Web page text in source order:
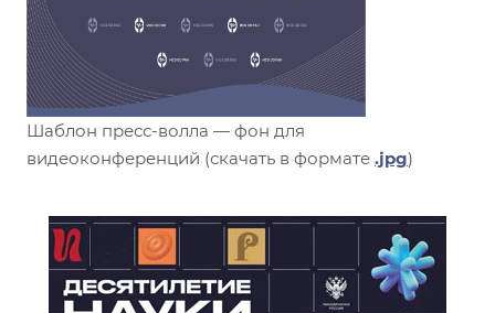
Шаблон пресс-волла — фон для
видеоконференций (скачать в формате .jpg)